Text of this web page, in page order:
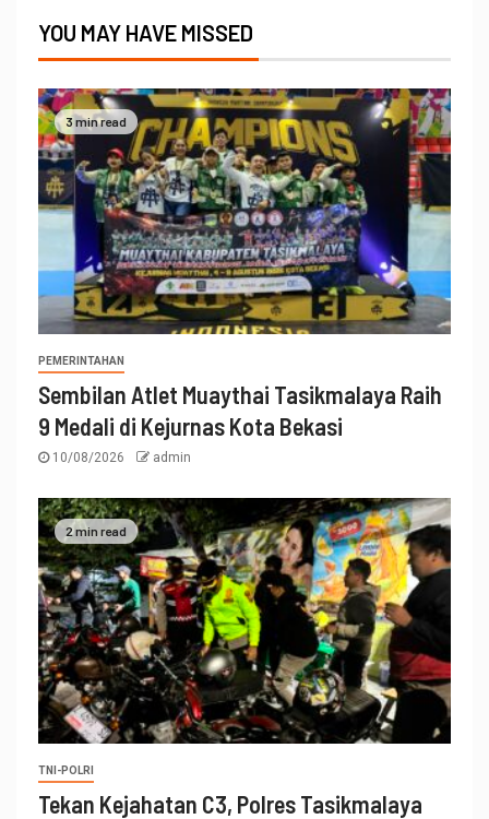
YOU MAY HAVE MISSED
3 min read
PEMERINTAHAN
Sembilan Atlet Muaythai Tasikmalaya Raih
9 Medali di Kejurnas Kota Bekasi
10/08/2026 admin
2 min read
TNI-POLRI
Tekan Kejahatan C3, Polres Tasikmalaya